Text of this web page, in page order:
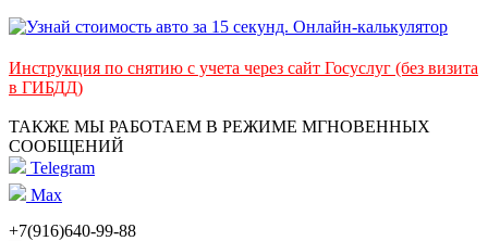
Инструкция по снятию с учета через сайт Госуслуг (без визита
в ГИБДД)
ТАКЖЕ МЫ РАБОТАЕМ В РЕЖИМЕ МГНОВЕННЫХ
СООБЩЕНИЙ
Telegram
Max
+7(916)640-99-88